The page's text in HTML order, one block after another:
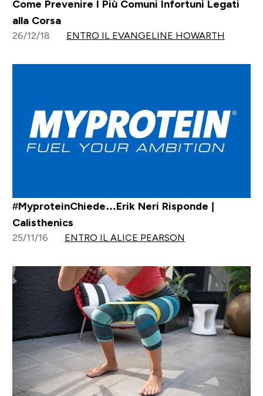
Come Prevenire I Più Comuni Infortuni Legati
alla Corsa
26/12/18 ENTRO IL EVANGELINE HOWARTH
#MyproteinChiede…Erik Neri Risponde |
Calisthenics
25/11/16 ENTRO IL ALICE PEARSON